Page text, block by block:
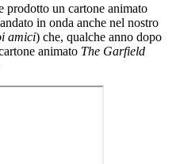
prodotto un cartone animato
in onda anche nel nostro
amici) che, qualche anno dopo
animato The Garfield